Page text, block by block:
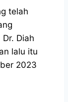
telah
Diah
lalu itu
2023